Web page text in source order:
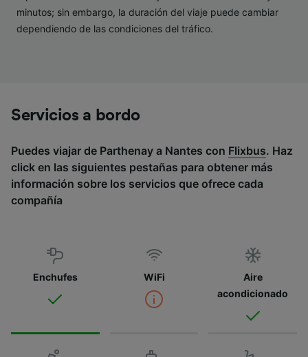
minutos; sin embargo, la duración del viaje puede cambiar
dependiendo de las condiciones del tráfico.
Servicios a bordo
Puedes viajar de Parthenay a Nantes con Flixbus. Haz
click en las siguientes pestañas para obtener más
información sobre los servicios que ofrece cada
compañía
Enchufes WiFi
Aire
acondicionado